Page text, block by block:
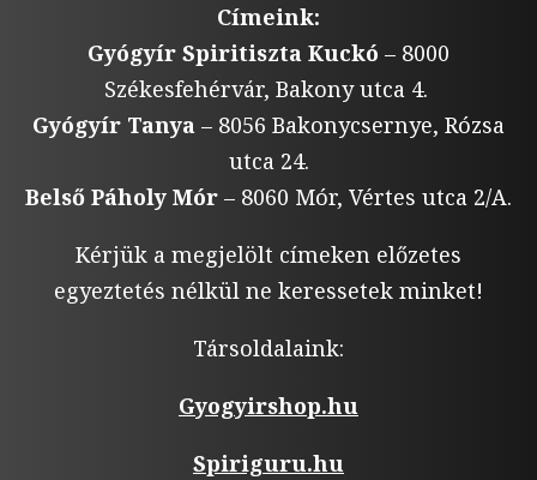
Címeink:
Gyógyír Spiritiszta Kuckó – 8000
Székesfehérvár, Bakony utca 4.
Gyógyír Tanya – 8056 Bakonycsernye, Rózsa
utca 24.
Belső Páholy Mór – 8060 Mór, Vértes utca 2/A.
Kérjük a megjelölt címeken előzetes
egyeztetés nélkül ne keressetek minket!
Társoldalaink:
Gyogyirshop.hu
Spiriguru.hu